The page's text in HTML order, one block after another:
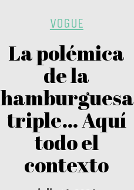
VOGUE
La polémica
de la
hamburguesa
triple… Aquí
todo el
contexto